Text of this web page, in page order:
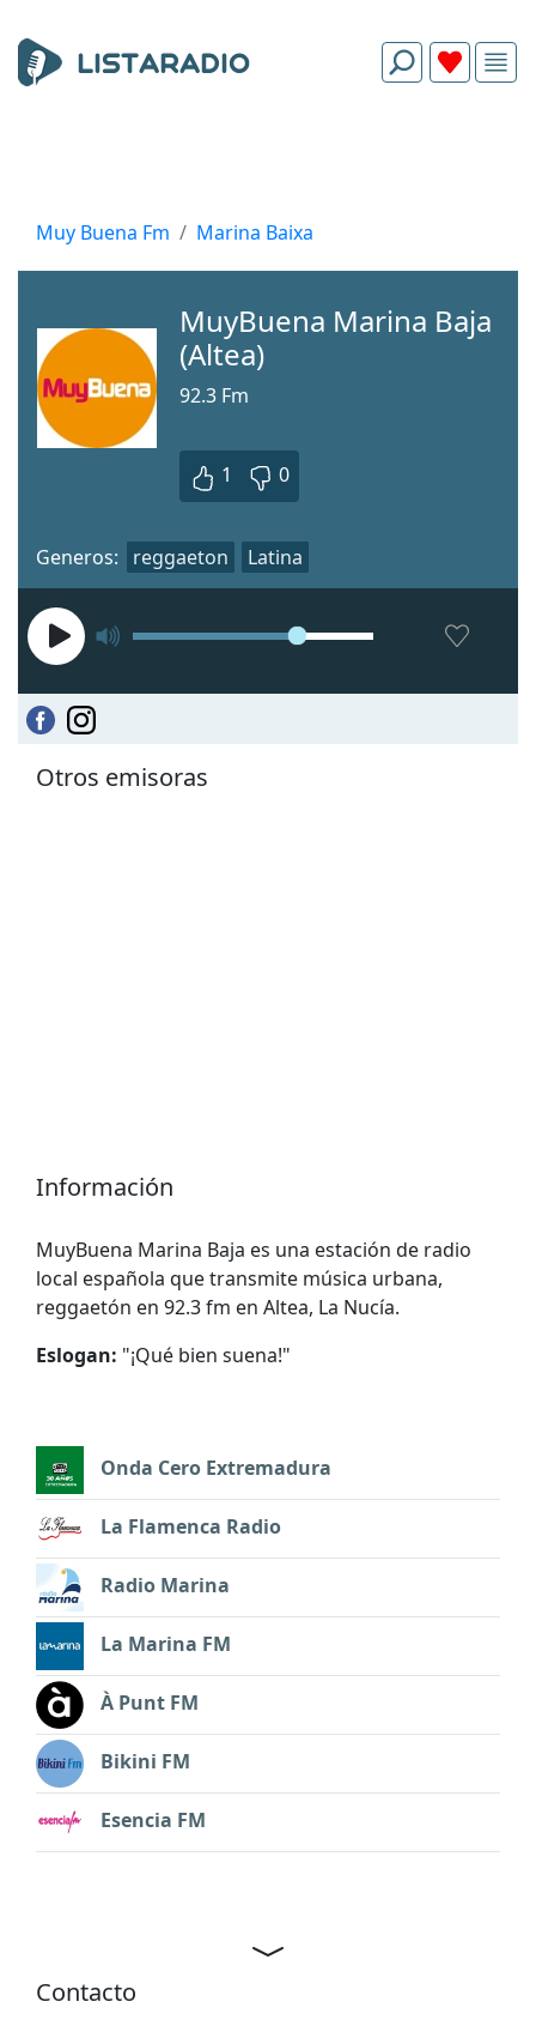
Muy Buena Fm Marina Baixa
MuyBuena Marina Baja
(Altea)
92.3 Fm
1 0
Generos: reggaeton Latina
Otros emisoras
Información
MuyBuena Marina Baja es una estación de radio
local española que transmite música urbana,
reggaetón en 92.3 fm en Altea, La Nucía.
Eslogan: "¡Qué bien suena!"
Onda Cero Extremadura
La Flamenca Radio
Radio Marina
La Marina FM
À Punt FM
Bikini FM
Esencia FM
Contacto